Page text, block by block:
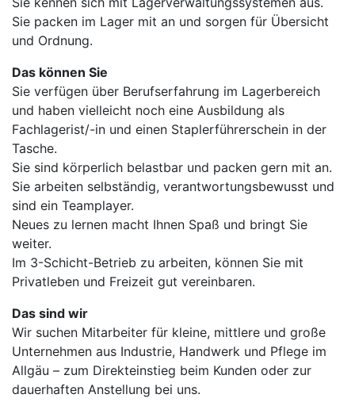
Sie packen im Lager mit an und sorgen für Übersicht
und Ordnung.
Das können Sie
Sie verfügen über Berufserfahrung im Lagerbereich
und haben vielleicht noch eine Ausbildung als
Fachlagerist/-in und einen Staplerführerschein in der
Tasche.
Sie sind körperlich belastbar und packen gern mit an.
Sie arbeiten selbständig, verantwortungsbewusst und
sind ein Teamplayer.
Neues zu lernen macht Ihnen Spaß und bringt Sie
weiter.
Im 3-Schicht-Betrieb zu arbeiten, können Sie mit
Privatleben und Freizeit gut vereinbaren.
Das sind wir
Wir suchen Mitarbeiter für kleine, mittlere und große
Unternehmen aus Industrie, Handwerk und Pflege im
Allgäu – zum Direkteinstieg beim Kunden oder zur
dauerhaften Anstellung bei uns.